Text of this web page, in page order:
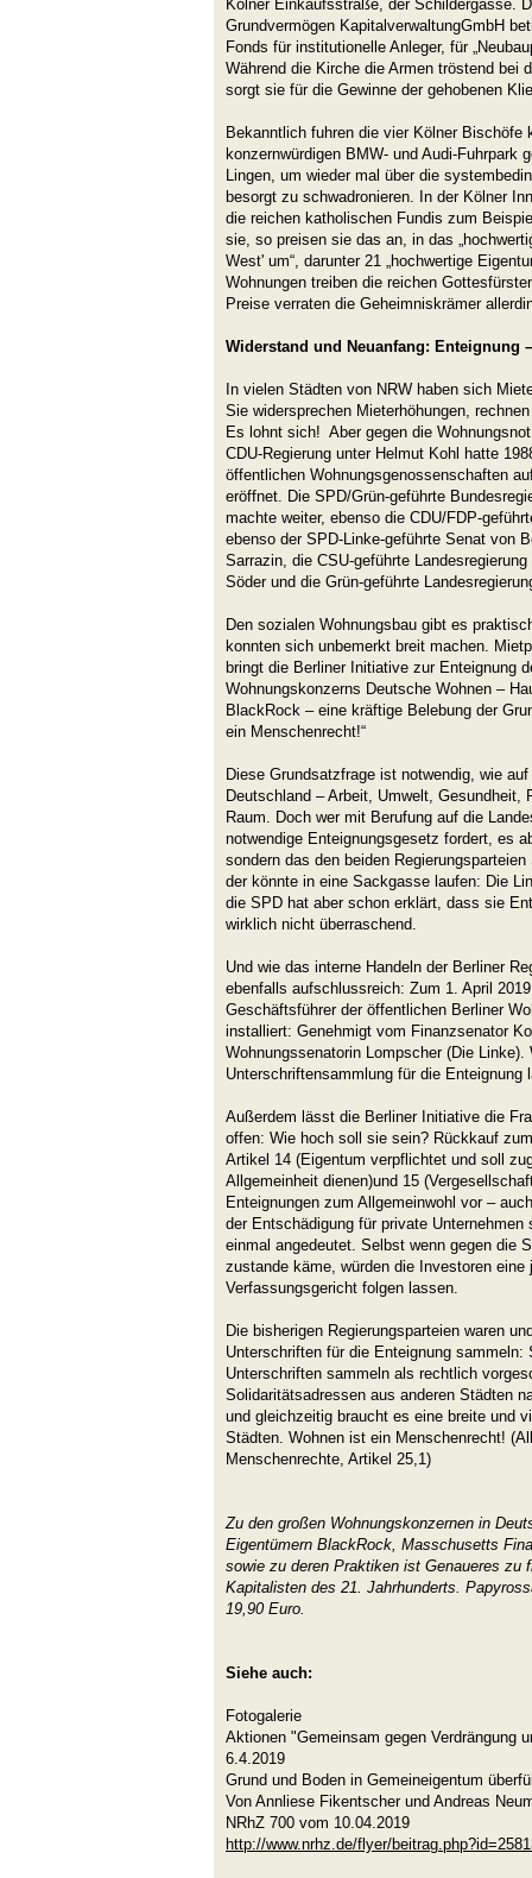
Kölner Einkaufsstraße, der Schildergasse.
Grundvermögen KapitalverwaltungGmbH
Fonds für institutionelle Anleger, für
Während die Kirche die Armen tröstend bei
sorgt sie für die Gewinne der gehobenen
Bekanntlich fuhren die vier Kölner Bischöfe
konzernwürdigen BMW- und Audi-Fuhrpark
Lingen, um wieder mal über die
besorgt zu schwadronieren. In der Kölner
die reichen katholischen Fundis zum
sie, so preisen sie das an, in das
West' um“, darunter 21 „hochwertige
Wohnungen treiben die reichen
Preise verraten die Geheimniskrämer
Widerstand und Neuanfang: Enteignung
In vielen Städten von NRW haben sich
Sie widersprechen Mieterhöhungen,
Es lohnt sich! Aber gegen die
CDU-Regierung unter Helmut Kohl hatte
öffentlichen Wohnungsgenossenschaften
eröffnet. Die SPD/Grün-geführte
machte weiter, ebenso die CDU/FDP-
ebenso der SPD-Linke-geführte Senat von
Sarrazin, die CSU-geführte
Söder und die Grün-geführte
Den sozialen Wohnungsbau gibt es
konnten sich unbemerkt breit machen.
bringt die Berliner Initiative zur Enteignung
Wohnungskonzerns Deutsche Wohnen –
BlackRock – eine kräftige Belebung der
ein Menschenrecht!“
Diese Grundsatzfrage ist notwendig, wie
Deutschland – Arbeit, Umwelt, Gesundheit,
Raum. Doch wer mit Berufung auf die
notwendige Enteignungsgesetz fordert, es
sondern das den beiden
der könnte in eine Sackgasse laufen: Die
die SPD hat aber schon erklärt, dass sie
wirklich nicht überraschend.
Und wie das interne Handeln der Berliner
ebenfalls aufschlussreich: Zum 1. April
Geschäftsführer der öffentlichen Berliner
installiert: Genehmigt vom Finanzsenator
Wohnungssenatorin Lompscher (Die Linke).
Unterschriftensammlung für die
Außerdem lässt die Berliner Initiative die
offen: Wie hoch soll sie sein? Rückkauf
Artikel 14 (Eigentum verpflichtet und soll
Allgemeinheit dienen)und 15
Enteignungen zum Allgemeinwohl vor –
der Entschädigung für private
einmal angedeutet. Selbst wenn gegen die
zustande käme, würden die Investoren eine
Verfassungsgericht folgen lassen.
Die bisherigen Regierungsparteien waren
Unterschriften für die Enteignung sammeln:
Unterschriften sammeln als rechtlich
Solidaritätsadressen aus anderen Städten
und gleichzeitig braucht es eine breite und
Städten. Wohnen ist ein Menschenrecht!
Menschenrechte, Artikel 25,1)
Zu den großen Wohnungskonzernen in
Eigentümern BlackRock, Masschusetts
sowie zu deren Praktiken ist Genaueres zu
Kapitalisten des 21. Jahrhunderts.
19,90 Euro.
Siehe auch:
Fotogalerie
Aktionen "Gemeinsam gegen Verdrängung
6.4.2019
Grund und Boden in Gemeineigentum
Von Annliese Fikentscher und Andreas
NRhZ 700 vom 10.04.2019
http://www.nrhz.de/flyer/